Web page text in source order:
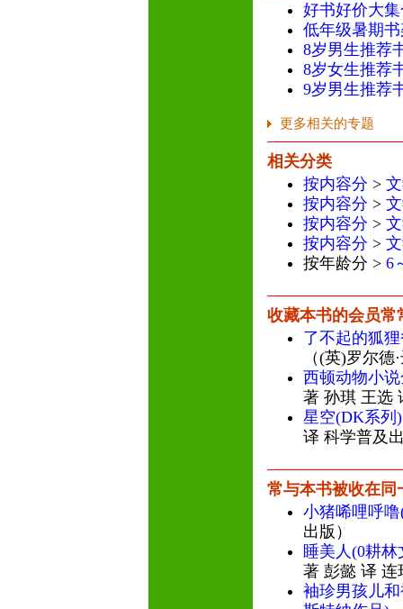
好书好价大
低年级暑期
8岁男生推荐
8岁女生推荐
9岁男生推荐
更多相关的专题
相关分类
按内容分 >
按内容分 >
按内容分 >
按内容分 >
按年龄分 > 6
收藏本书的会员常
了不起的狐
（(英)罗尔
西顿动物小
著 孙琪 王选
星空(DK系列)
译 科学普及
常与本书被收在同
小猪唏哩呼
出版）
睡美人(0耕
著 彭懿 译 连
袖珍男孩儿